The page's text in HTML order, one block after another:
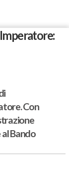
Con
Bando